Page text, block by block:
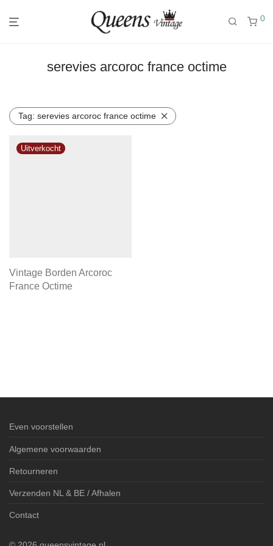
0
serevies arcoroc france octime
Tag: serevies arcoroc france octime
Vintage Borden Arcoroc
France Octime
Even voorstellen
Algemene voorwaarden
Retourneren
Verzenden NL & BE / Afhalen
Contact